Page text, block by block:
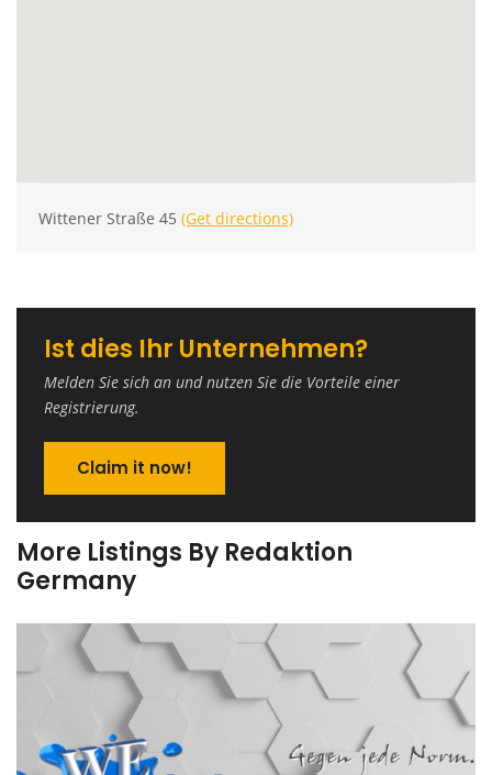
Wittener Straße 45 (Get directions)
Ist dies Ihr Unternehmen?
Melden Sie sich an und nutzen Sie die Vorteile einer
Registrierung.
Claim it now!
More Listings By Redaktion
Germany